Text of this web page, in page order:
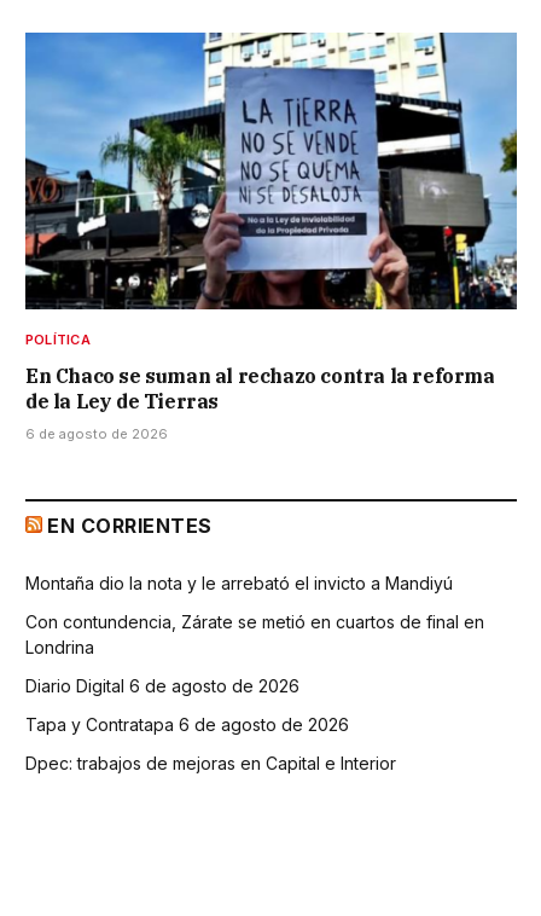
POLÍTICA
En Chaco se suman al rechazo contra la reforma
de la Ley de Tierras
6 de agosto de 2026
EN CORRIENTES
Montaña dio la nota y le arrebató el invicto a Mandiyú
Con contundencia, Zárate se metió en cuartos de final en
Londrina
Diario Digital 6 de agosto de 2026
Tapa y Contratapa 6 de agosto de 2026
Dpec: trabajos de mejoras en Capital e Interior